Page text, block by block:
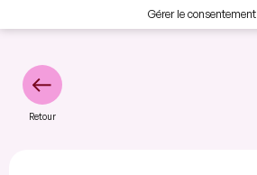
Gérer le consentement
Retour